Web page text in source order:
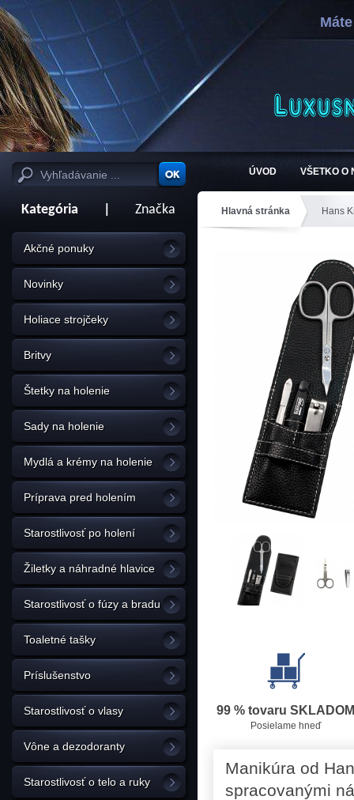
ÚVOD VŠETKO O
Kategória Značka
Akčné ponuky
Novinky
Holiace strojčeky
Britvy
Štetky na holenie
Sady na holenie
Mydlá a krémy na holenie
Príprava pred holením
Starostlivosť po holení
Žiletky a náhradné hlavice
Starostlivosť o fúzy a bradu
Toaletné tašky
Príslušenstvo
Starostlivosť o vlasy
Vône a dezodoranty
Starostlivosť o telo a ruky
Hlavná stránka Hans
99 % tovaru SKLADOM
Posielame hneď
Manikúra od
spracovanými